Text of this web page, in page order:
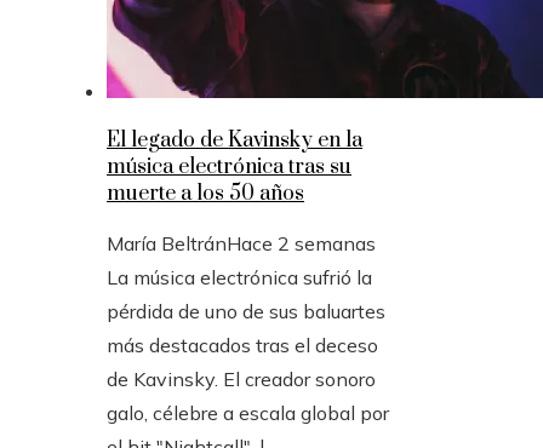
El legado de Kavinsky en la
música electrónica tras su
muerte a los 50 años
María BeltránHace 2 semanas
La música electrónica sufrió la
pérdida de uno de sus baluartes
más destacados tras el deceso
de Kavinsky. El creador sonoro
galo, célebre a escala global por